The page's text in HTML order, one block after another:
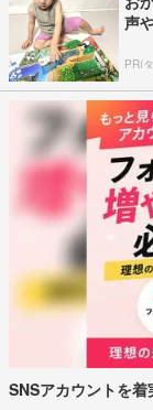
声
PR(
SNSアカウントを着